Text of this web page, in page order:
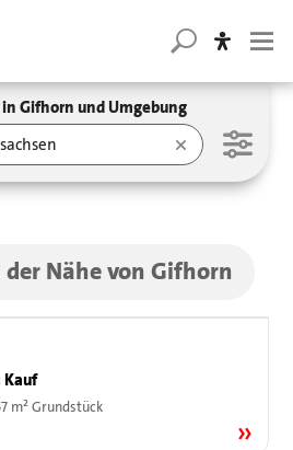
in Gifhorn und Umgebung
der Nähe von Gifhorn
Kauf
m² Grundstück